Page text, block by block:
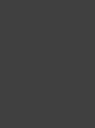
dicas, inspirações e